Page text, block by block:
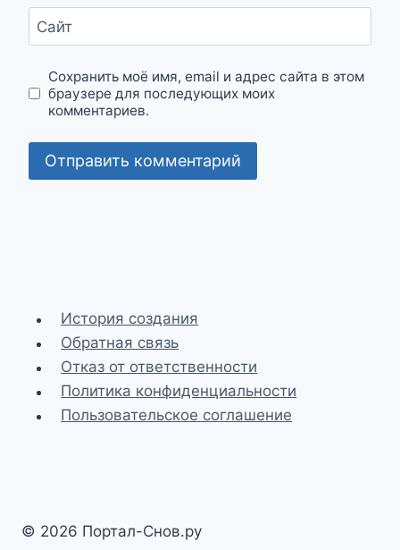
Сайт
Сохранить моё имя, email и адрес сайта в этом
браузере для последующих моих
комментариев.
История создания
Обратная связь
Отказ от ответственности
Политика конфиденциальности
Пользовательское соглашение
© 2026 Портал-Снов.ру